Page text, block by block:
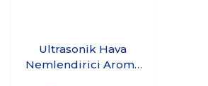
Ultrasonik Hava
Nemlendirici Aroma